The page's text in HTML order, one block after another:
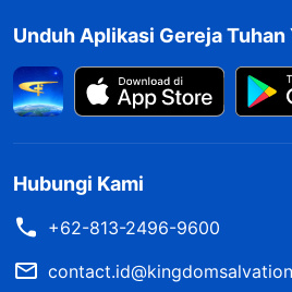
sekarang ini yang berlaku
Mereka harus berinisiatif
masalah dan kesulitan nyata
dengan tepat seperti yang
lakukan. Mereka harus
proaktif menindaklanjuti
Unduh Aplikasi Gereja Tuhan
Hubungi Kami
+62-813-2496-9600